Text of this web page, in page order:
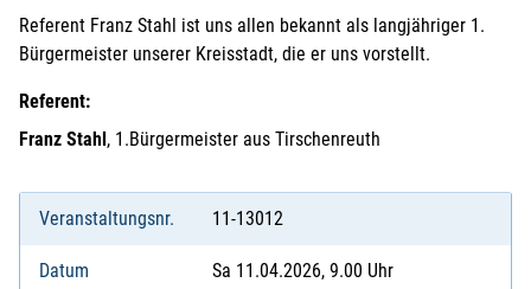
Referent Franz Stahl ist uns allen bekannt als langjähriger 1.
Bürgermeister unserer Kreisstadt, die er uns vorstellt.
Referent:
Franz Stahl, 1.Bürgermeister aus Tirschenreuth
Veranstaltungsnr. 11-13012
Datum Sa 11.04.2026, 9.00 Uhr